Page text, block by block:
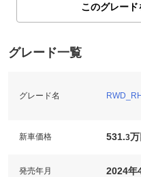
このグレー
グレード一覧
グレード名
新車価格 531.3
発売年月 2024年